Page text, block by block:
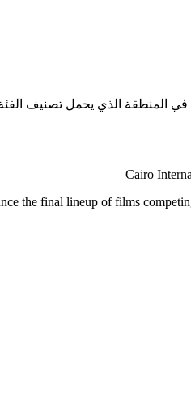
Cairo
the final lineup of films